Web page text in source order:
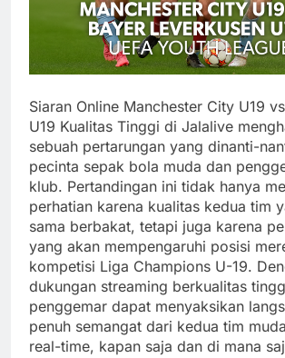
Siaran Online Manchester City U19
U19 Kualitas Tinggi di Jalalive
sebuah pertarungan yang dinanti-
pecinta sepak bola muda dan
klub. Pertandingan ini tidak hanya
perhatian karena kualitas kedua tim
sama berbakat, tetapi juga karena
yang akan mempengaruhi posisi
kompetisi Liga Champions U-19.
dukungan streaming berkualitas
penggemar dapat menyaksikan
penuh semangat dari kedua tim
real-time, kapan saja dan di mana